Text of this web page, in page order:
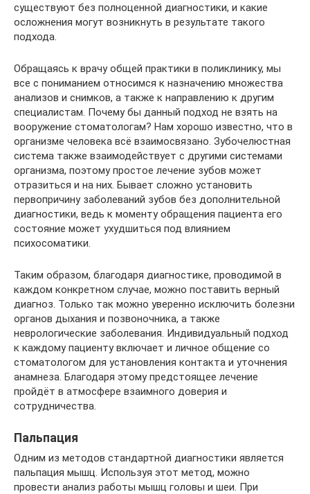
существуют без полноценной диагностики, и какие
осложнения могут возникнуть в результате такого
подхода.
Обращаясь к врачу общей практики в поликлинику, мы
все с пониманием относимся к назначению множества
анализов и снимков, а также к направлению к другим
специалистам. Почему бы данный подход не взять на
вооружение стоматологам? Нам хорошо известно, что в
организме человека всё взаимосвязано. Зубочелюстная
система также взаимодействует с другими системами
организма, поэтому простое лечение зубов может
отразиться и на них. Бывает сложно установить
первопричину заболеваний зубов без дополнительной
диагностики, ведь к моменту обращения пациента его
состояние может ухудшиться под влиянием
психосоматики.
Таким образом, благодаря диагностике, проводимой в
каждом конкретном случае, можно поставить верный
диагноз. Только так можно уверенно исключить болезни
органов дыхания и позвоночника, а также
неврологические заболевания. Индивидуальный подход
к каждому пациенту включает и личное общение со
стоматологом для установления контакта и уточнения
анамнеза. Благодаря этому предстоящее лечение
пройдёт в атмосфере взаимного доверия и
сотрудничества.
Пальпация
Одним из методов стандартной диагностики является
пальпация мышц. Используя этот метод, можно
провести анализ работы мышц головы и шеи. При